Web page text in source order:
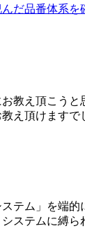
だ品番体系を
教え頂こう
え頂けますで
テム」を端
ステムに縛